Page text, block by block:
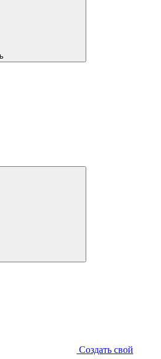
Создать свой